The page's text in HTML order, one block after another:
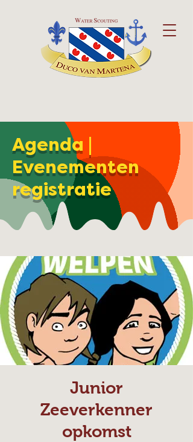
Agenda |
Evenementen
registratie
Junior
Zeeverkenner
opkomst